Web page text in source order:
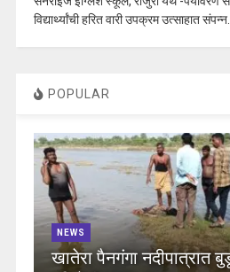
विद्यार्थ्यांची हरित वारी उपक्रम उत्साहात संपन्न.
POPULAR
NEWS
खातेरा पैनगंगा नदीपात्रात